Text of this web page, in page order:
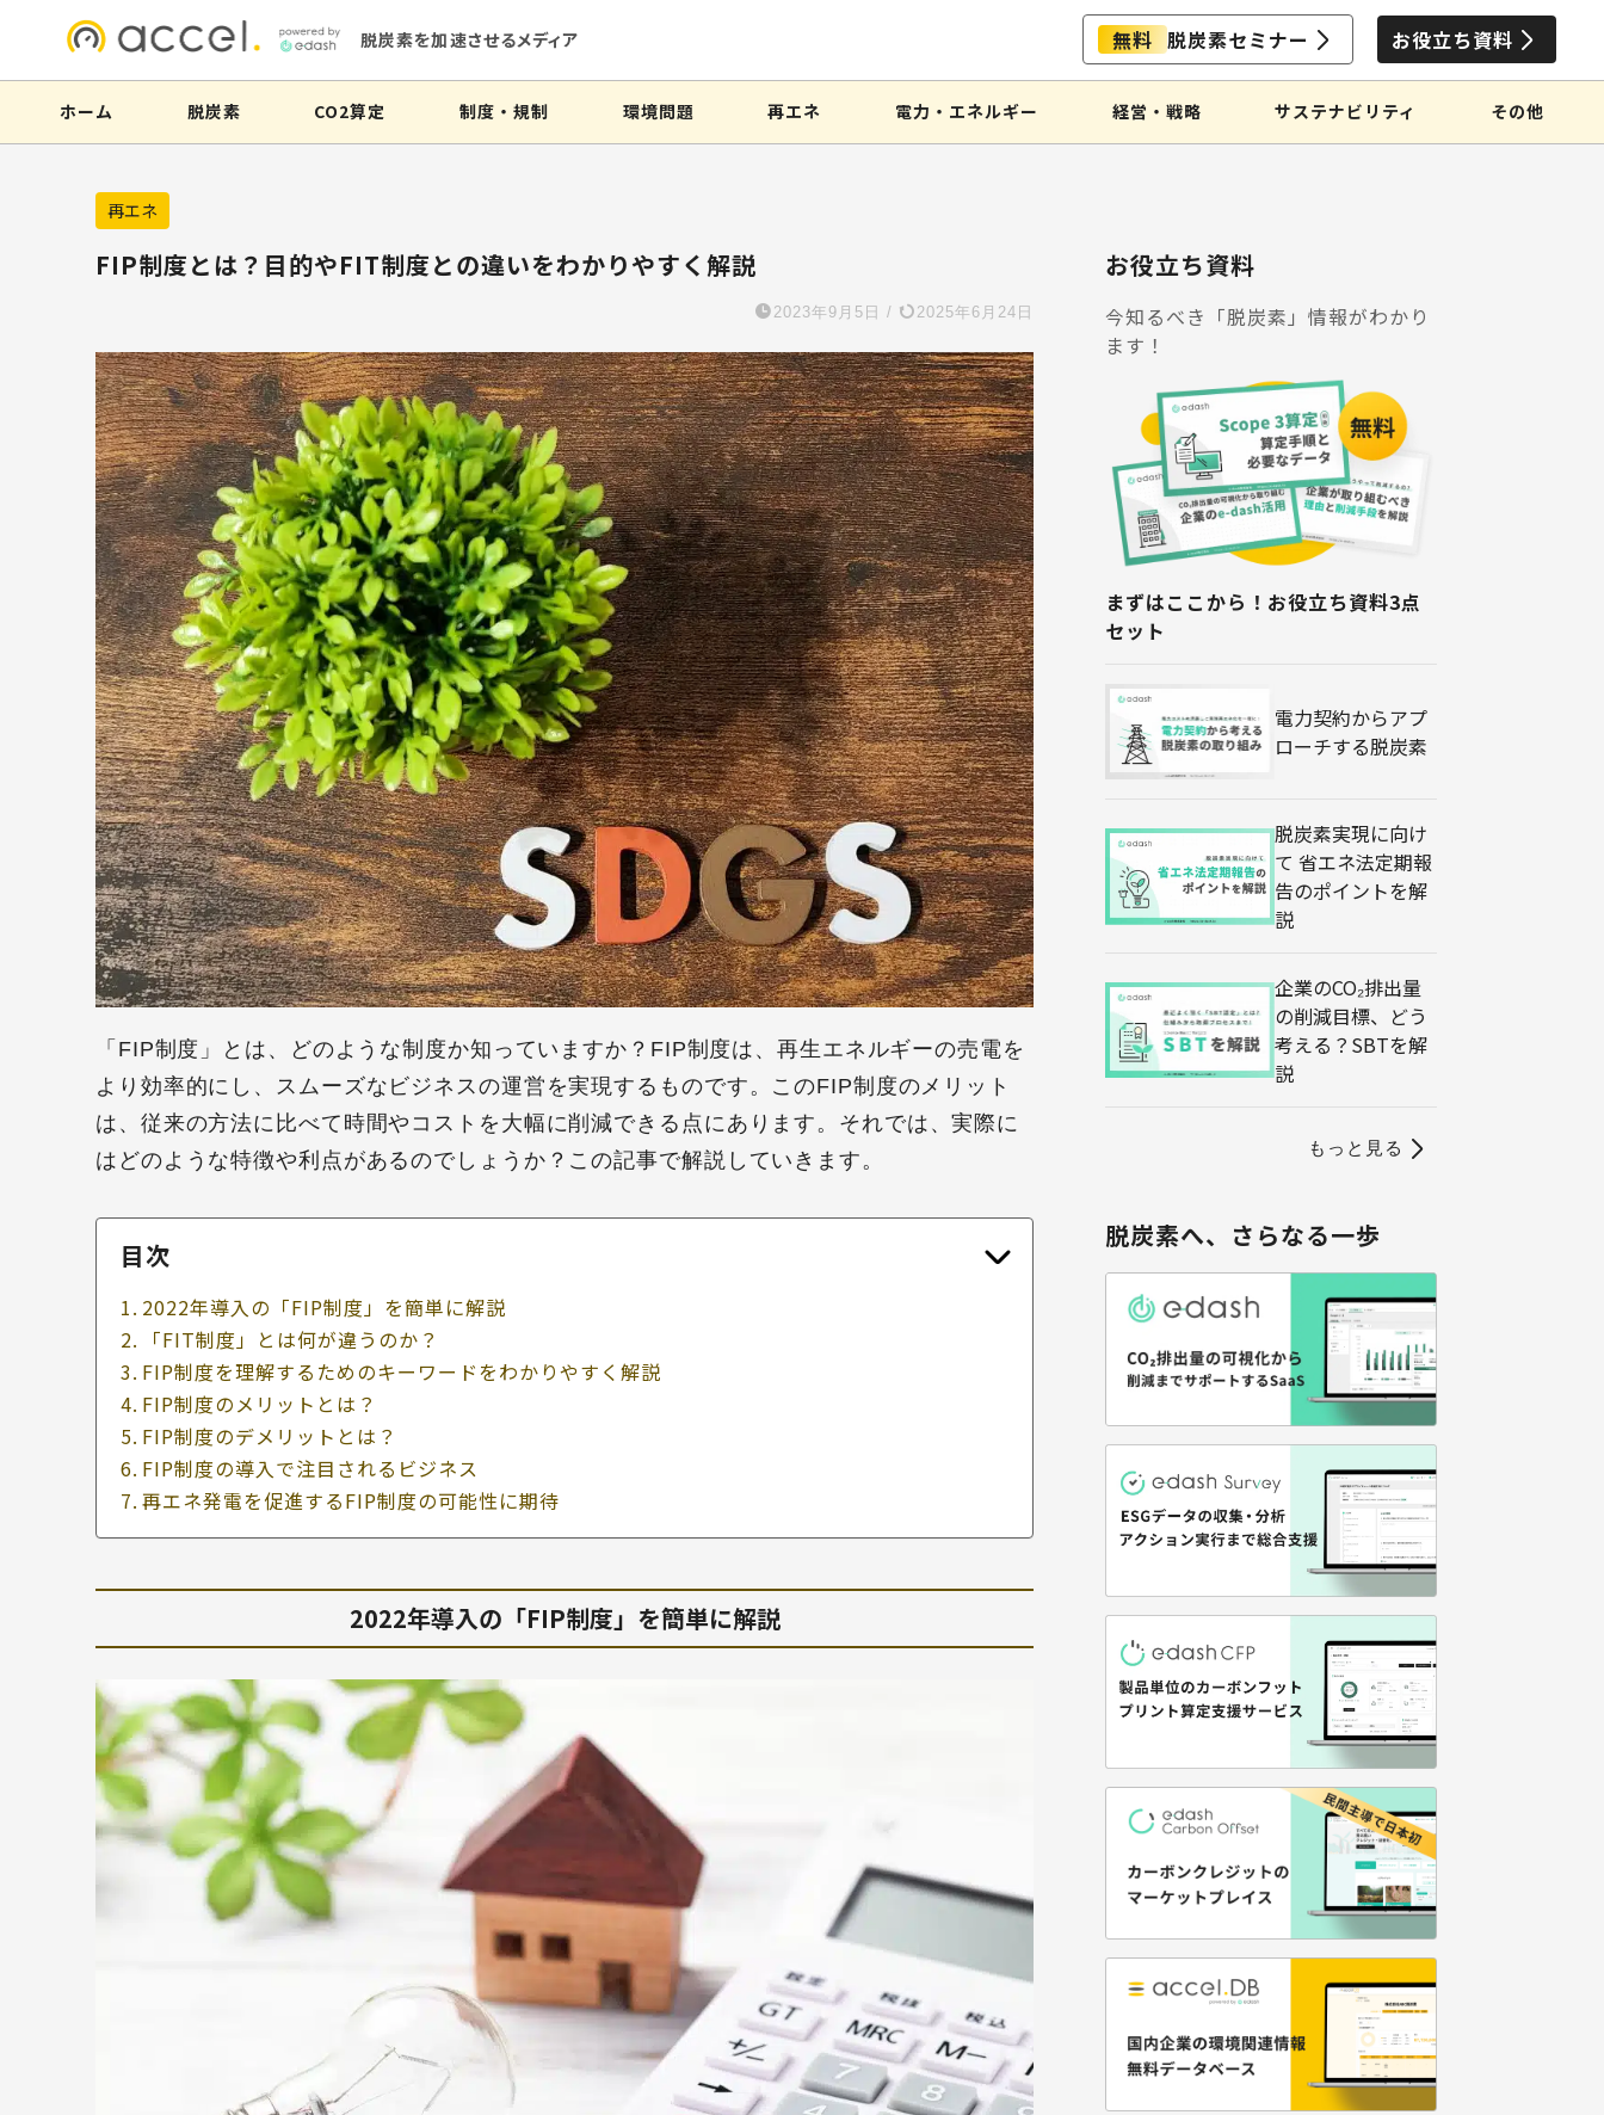
脱炭素を加速させるメディア 無料 脱炭素セミナー お役立ち資料
ホーム 脱炭素 CO2算定 制度・規制 環境問題 再エネ 電力・エネルギー 経営・戦略 サステナビリティ その他
再エネ
FIP制度とは？目的やFIT制度との違いをわかりやすく解説
2023年9月5日 / 2025年6月24日
「FIP制度」とは、どのような制度か知っていますか？FIP制度は、再生エネルギーの売電を
より効率的にし、スムーズなビジネスの運営を実現するものです。このFIP制度のメリット
は、従来の方法に比べて時間やコストを大幅に削減できる点にあります。それでは、実際に
はどのような特徴や利点があるのでしょうか？この記事で解説していきます。
目次
2022年導入の「FIP制度」を簡単に解説
「FIT制度」とは何が違うのか？
FIP制度を理解するためのキーワードをわかりやすく解説
FIP制度のメリットとは？
FIP制度のデメリットとは？
FIP制度の導入で注目されるビジネス
再エネ発電を促進するFIP制度の可能性に期待
2022年導入の「FIP制度」を簡単に解説
お役立ち資料
今知るべき「脱炭素」情報がわかり
ます！
まずはここから！お役立ち資料3点
セット
電力契約からアプ
ローチする脱炭素
脱炭素実現に向け
て 省エネ法定期報
告のポイントを解
説
企業のCO₂排出量
の削減目標、どう
考える？SBTを解
説
もっと見る
脱炭素へ、さらなる一歩